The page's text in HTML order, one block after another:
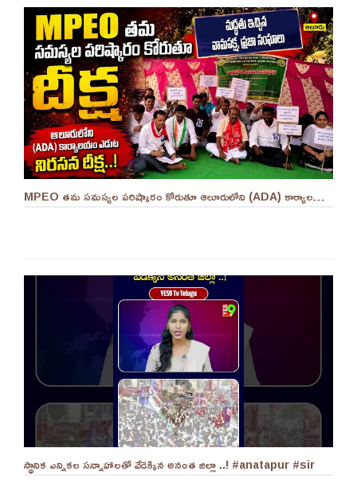
MPEO తమ సమస్యల పరిష్కారం కోరుతూ ఆలూరులోని (ADA) కార్యాలయం ఎదుట దీక్ష ||YES 9TV #kurnool
స్థానిక ఎన్నికల సన్నాహాలతో వేడెక్కిన అనంత జిల్లా ..! #anatapur #sir